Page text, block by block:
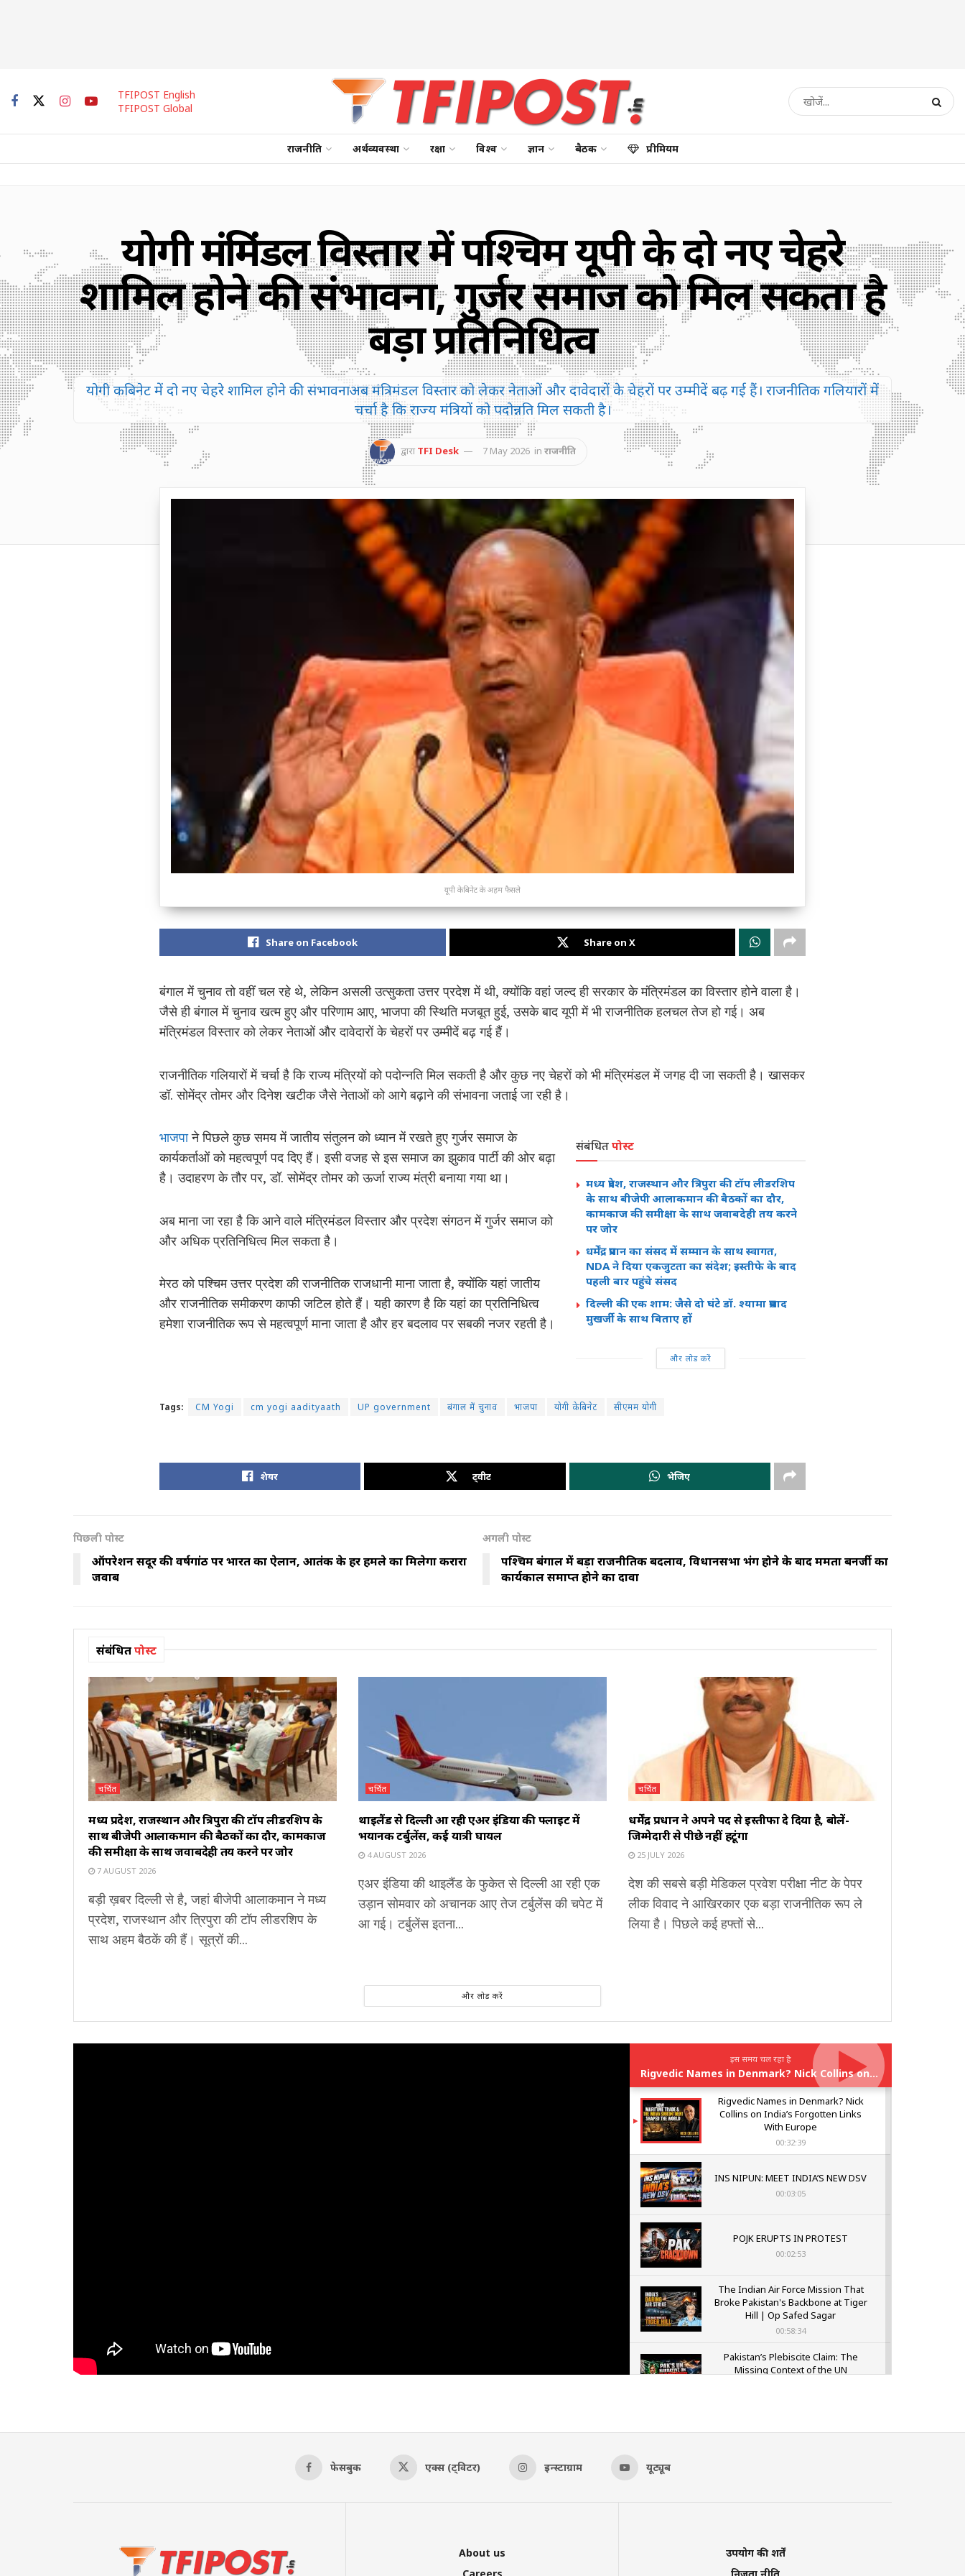
TFIPOST English
TFIPOST Global
राजनीति अर्थव्यवस्था रक्षा विश्व ज्ञान बैठक प्रीमियम
योगी मंत्रिमंडल विस्तार में पश्चिम यूपी के दो नए चेहरे
शामिल होने की संभावना, गुर्जर समाज को मिल सकता है
बड़ा प्रतिनिधित्व
योगी कबिनेट में दो नए चेहरे शामिल होने की संभावनाअब मंत्रिमंडल विस्तार को लेकर नेताओं और दावेदारों के चेहरों पर उम्मीदें बढ़ गई हैं। राजनीतिक गलियारों में
चर्चा है कि राज्य मंत्रियों को पदोन्नति मिल सकती है।
द्वारा TFI Desk 7 May 2026 in राजनीति
यूपी केबिनेट के अहम फैसले
Share on Facebook Share on X
बंगाल में चुनाव तो वहीं चल रहे थे, लेकिन असली उत्सुकता उत्तर प्रदेश में थी, क्योंकि वहां जल्द ही सरकार के मंत्रिमंडल का विस्तार होने वाला है।
जैसे ही बंगाल में चुनाव खत्म हुए और परिणाम आए, भाजपा की स्थिति मजबूत हुई, उसके बाद यूपी में भी राजनीतिक हलचल तेज हो गई। अब
मंत्रिमंडल विस्तार को लेकर नेताओं और दावेदारों के चेहरों पर उम्मीदें बढ़ गई हैं।
राजनीतिक गलियारों में चर्चा है कि राज्य मंत्रियों को पदोन्नति मिल सकती है और कुछ नए चेहरों को भी मंत्रिमंडल में जगह दी जा सकती है। खासकर
डॉ. सोमेंद्र तोमर और दिनेश खटीक जैसे नेताओं को आगे बढ़ाने की संभावना जताई जा रही है।
संबंधितपोस्ट
मध्य प्रदेश, राजस्थान और त्रिपुरा की टॉप लीडरशिप
के साथ बीजेपी आलाकमान की बैठकों का दौर,
कामकाज की समीक्षा के साथ जवाबदेही तय करने
पर जोर
धर्मेंद्र प्रधान का संसद में सम्मान के साथ स्वागत,
NDA ने दिया एकजुटता का संदेश; इस्तीफे के बाद
पहली बार पहुंचे संसद
दिल्ली की एक शाम: जैसे दो घंटे डॉ. श्यामा प्रसाद
मुखर्जी के साथ बिताए हों
और लोड करें
भाजपाने पिछले कुछ समय में जातीय संतुलन को ध्यान में रखते हुए गुर्जर समाज के
कार्यकर्ताओं को महत्वपूर्ण पद दिए हैं। इसी वजह से इस समाज का झुकाव पार्टी की ओर बढ़ा
है। उदाहरण के तौर पर, डॉ. सोमेंद्र तोमर को ऊर्जा राज्य मंत्री बनाया गया था।
अब माना जा रहा है कि आने वाले मंत्रिमंडल विस्तार और प्रदेश संगठन में गुर्जर समाज को
और अधिक प्रतिनिधित्व मिल सकता है।
मेरठ को पश्चिम उत्तर प्रदेश की राजनीतिक राजधानी माना जाता है, क्योंकि यहां जातीय
और राजनीतिक समीकरण काफी जटिल होते हैं। यही कारण है कि यहां का प्रतिनिधित्व
हमेशा राजनीतिक रूप से महत्वपूर्ण माना जाता है और हर बदलाव पर सबकी नजर रहती है।
Tags: CM Yogi cm yogi aadityaath UP government बंगाल में चुनाव भाजपा योगी केबिनेट सीएमम योगी
शेयर ट्वीट भेजिए
पिछली पोस्ट
ऑपरेशन सिंदूर की वर्षगांठ पर भारत का ऐलान, आतंक के हर हमले का मिलेगा करारा
जवाब
अगली पोस्ट
पश्चिम बंगाल में बड़ा राजनीतिक बदलाव, विधानसभा भंग होने के बाद ममता बनर्जी का
कार्यकाल समाप्त होने का दावा
संबंधितपोस्ट
चर्चित
मध्य प्रदेश, राजस्थान और त्रिपुरा की टॉप लीडरशिप के
साथ बीजेपी आलाकमान की बैठकों का दौर, कामकाज
की समीक्षा के साथ जवाबदेही तय करने पर जोर
7 AUGUST 2026
बड़ी ख़बर दिल्ली से है, जहां बीजेपी आलाकमान ने मध्य
प्रदेश, राजस्थान और त्रिपुरा की टॉप लीडरशिप के
साथ अहम बैठकें की हैं। सूत्रों की...
चर्चित
थाइलैंड से दिल्ली आ रही एअर इंडिया की फ्लाइट में
भयानक टर्बुलेंस, कई यात्री घायल
4 AUGUST 2026
एअर इंडिया की थाइलैंड के फुकेत से दिल्ली आ रही एक
उड़ान सोमवार को अचानक आए तेज टर्बुलेंस की चपेट में
आ गई। टर्बुलेंस इतना...
चर्चित
धर्मेंद्र प्रधान ने अपने पद से इस्तीफा दे दिया है, बोलें-
जिम्मेदारी से पीछे नहीं हटूंगा
25 JULY 2026
देश की सबसे बड़ी मेडिकल प्रवेश परीक्षा नीट के पेपर
लीक विवाद ने आखिरकार एक बड़ा राजनीतिक रूप ले
लिया है। पिछले कई हफ्तों से...
और लोड करें
इस समय चल रहा है
Rigvedic Names in Denmark? Nick Collins on India’s Forgotten Links With Europe
Rigvedic Names in Denmark? Nick
Collins on India’s Forgotten Links
With Europe
00:32:39
INS NIPUN: MEET INDIA’S NEW DSV
00:03:05
POJK ERUPTS IN PROTEST
00:02:53
The Indian Air Force Mission That
Broke Pakistan's Backbone at Tiger
Hill | Op Safed Sagar
00:58:34
Pakistan’s Plebiscite Claim: The
Missing Context of the UN
फेसबुक एक्स (ट्विटर) इन्स्टाग्राम यूट्यूब
About us
उपयोग की शर्तें